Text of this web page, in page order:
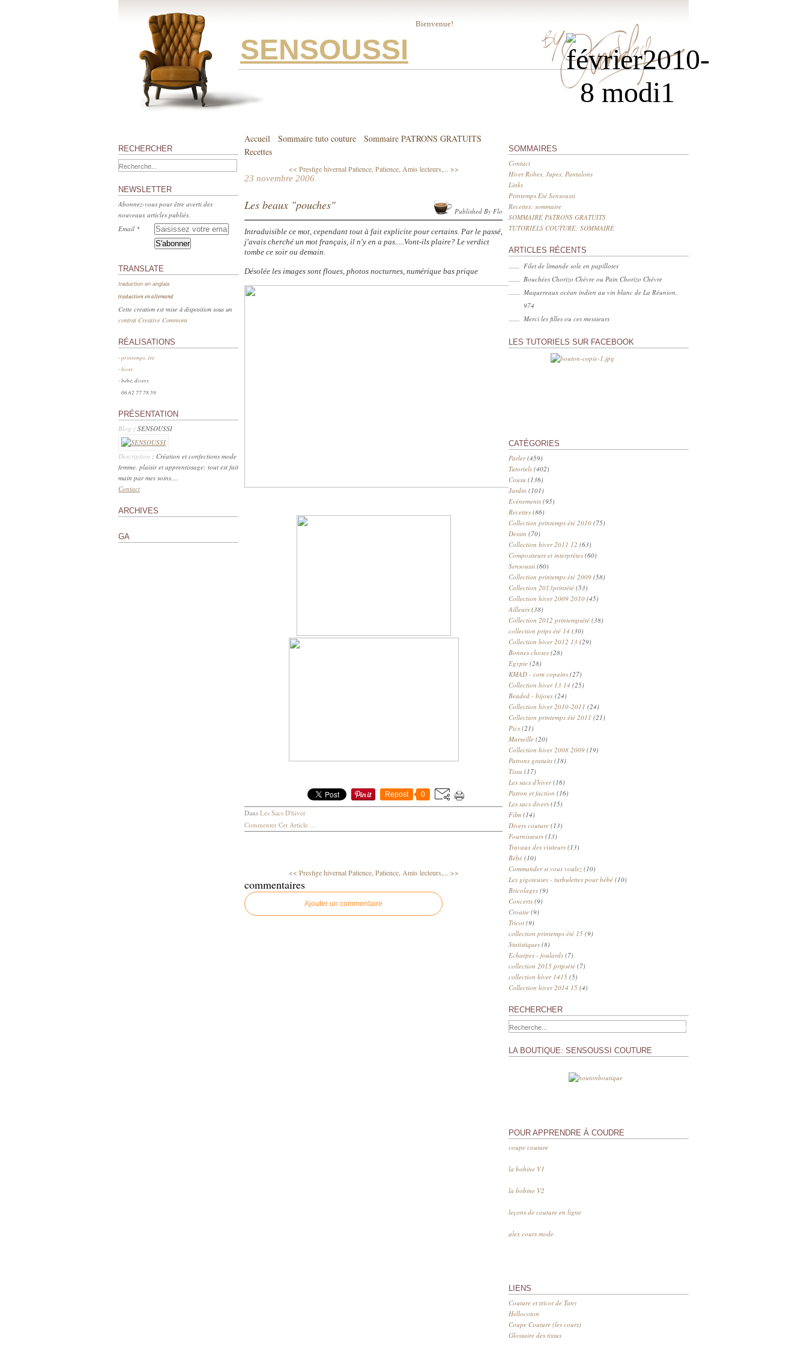
Bienvenue!
SENSOUSSI
RECHERCHER
NEWSLETTER
Abonnez-vous pour être averti des
nouveaux articles publiés.
Email
TRANSLATE
traduction en anglais
traduction en allemand
Cette création est mise à disposition sous un
contrat Creative Commons
RÉALISATIONS
-printemps, été
-hiver
- bébé, divers
06 62 77 78 59
PRÉSENTATION
Blog : SENSOUSSI
Description : Création et confections mode
femme, plaisir et apprentissage; tout est fait
main par mes soins....
Contact
ARCHIVES
GA
Accueil Sommaire tuto couture
Sommaire PATRONS GRATUITS
Recettes
<< Prestige hivernal Patience, Patience, Amis lecteurs,... >>
23 novembre 2006
Les beaux "pouches"
Intraduisible ce mot, cependant tout à fait explicite pour certains. Par le passé,
j'avais cherché un mot français, il n'y en a pas.....Vont-ils plaire? Le verdict
tombe ce soir ou demain.
Désolée les images sont floues, photos nocturnes, numérique bas prique
Repost 0
Published By Flo
Dans Les Sacs D'hiver
Commenter Cet Article …
<< Prestige hivernal Patience, Patience, Amis lecteurs,... >>
commentaires
Ajouter un commentaire
SOMMAIRES
Contact
Hiver Robes, Jupes, Pantalons
Links
Printemps Eté Sensoussi
Recettes: sommaire
SOMMAIRE PATRONS GRATUITS
TUTORIELS COUTURE: SOMMAIRE
ARTICLES RÉCENTS
Filet de limande sole en papillotes
Bouchées Chorizo Chèvre ou Pain Chorizo Chèvre
Maquereaux océan indien au vin blanc de La Réunion,
974
Merci les filles ou ces messieurs
LES TUTORIELS SUR FACEBOOK
CATÉGORIES
Parler(459)
Tutoriels (402)
Cousu (136)
Jardin (101)
Evènements (95)
Recettes (86)
Collection printemps été 2010 (75)
Dessin (70)
Collection hiver 2011 12 (63)
Compositeurs et interprètes (60)
Sensoussi (60)
Collection printemps été 2009 (58)
Collection 2013printété (53)
Collection hiver 2009 2010 (45)
Ailleurs (38)
Collection 2012 printempsété (38)
collection prtps été 14 (30)
Collection hiver 2012 13 (29)
Bonnes choses (28)
Egypte (28)
KMAD - com copains (27)
Collection hiver 13 14 (25)
Beaded - bijoux (24)
Collection hiver 2010-2011 (24)
Collection printemps été 2011 (21)
Pics (21)
Marseille (20)
Collection hiver 2008 2009 (19)
Patrons gratuits (18)
Tissu (17)
Les sacs d'hiver(16)
Patron et faction (16)
Les sacs divers (15)
Film (14)
Divers couture (13)
Fournisseurs (13)
Travaux des visiteurs (13)
Bébé (10)
Commander si vous voulez (10)
Les gigoteuses - turbulettes pour bébé (10)
Bricolages (9)
Concerts (9)
Croatie (9)
Tricot (9)
collection printemps été 15 (9)
Statistiques (8)
Echarpes - foulards (7)
collection 2015 prtpsété (7)
collection hiver 1415 (5)
Collection hiver 2014 15 (4)
RECHERCHER
LA BOUTIQUE: SENSOUSSI COUTURE
POUR APPRENDRE À COUDRE
coupe couture
la bobine V1
la bobine V2
leçons de couture en ligne
alex cours mode
LIENS
Couture et tricot de Tany
Hellocoton
Coupe Couture (les cours)
Glossaire des tissus